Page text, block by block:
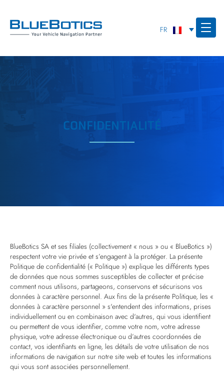
CONFIDENTIALITÉ
BlueBotics SA et ses filiales (collectivement « nous » ou « BlueBotics »)
respectent votre vie privée et s’engagent à la protéger. La présente
Politique de confidentialité (« Politique ») explique les différents types
de données que nous sommes susceptibles de collecter et précise
comment nous utilisons, partageons, conservons et sécurisons vos
données à caractère personnel. Aux fins de la présente Politique, les «
données à caractère personnel » s'entendent des informations, prises
individuellement ou en combinaison avec d'autres, qui vous identifient
ou permettent de vous identifier, comme votre nom, votre adresse
physique, votre adresse électronique ou d’autres coordonnées de
contact, vos identifiants en ligne, les détails de votre utilisation de nos
informations de navigation sur notre site web et toutes les informations
qui vous sont associées personnellement.